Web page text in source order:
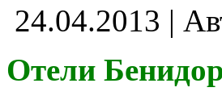
24.04.2013 |
Отели